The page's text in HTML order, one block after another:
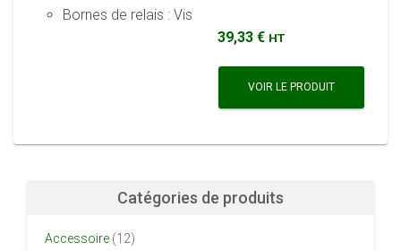
Bornes de relais : Vis
39,33 € HT
VOIR LE PRODUIT
Catégories de produits
Accessoire (12)